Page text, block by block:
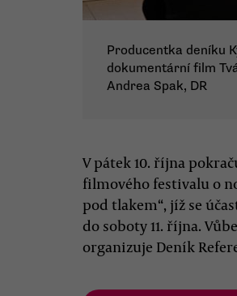
Producentka deníku
dokumentární film
Andrea Spak, DR
V pátek 10. října
filmového festivalu o
pod tlakem“, jíž se
do soboty 11. října.
organizuje Deník